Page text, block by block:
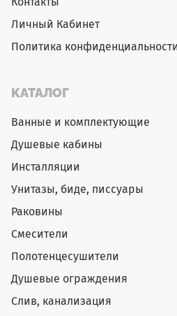
Личный Кабинет
Политика конфиденциальности
КАТАЛОГ
Ванные и комплектующие
Душевые кабины
Инсталляции
Унитазы, биде, писсуары
Раковины
Смесители
Полотенцесушители
Душевые ограждения
Слив, канализация